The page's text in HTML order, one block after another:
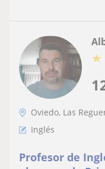
★
Oviedo, Las
Inglés
Profesor de